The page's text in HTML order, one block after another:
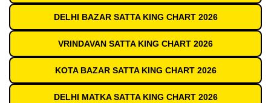
DELHI BAZAR SATTA KING CHART 2026
VRINDAVAN SATTA KING CHART 2026
KOTA BAZAR SATTA KING CHART 2026
DELHI MATKA SATTA KING CHART 2026